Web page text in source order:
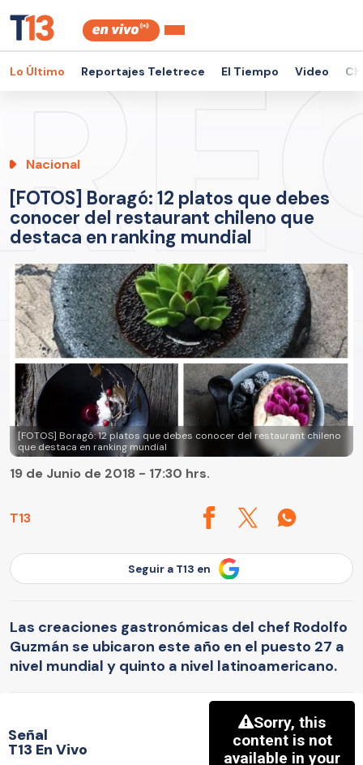
Lo Último Reportajes Teletrece El Tiempo Video
Nacional
[FOTOS] Boragó: 12 platos que debes
conocer del restaurant chileno que
destaca en ranking mundial
[FOTOS] Boragó: 12 platos que debes conocer del restaurant chileno
que destaca en ranking mundial
T13
19 de Junio de 2018 - 17:30 hrs.
Seguir a T13 en
Las creaciones gastronómicas del chef Rodolfo
Guzmán se ubicaron este año en el puesto 27 a
nivel mundial y quinto a nivel latinoamericano.
Señal
T13 En Vivo